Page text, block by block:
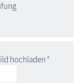
hochladen*